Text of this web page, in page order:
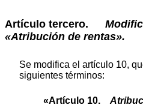
Artículo tercero.
«Atribución de rentas».
Se modifica el artículo 10,
siguientes términos:
«Artículo 10.